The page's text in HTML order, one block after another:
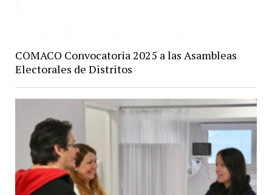
COMACO Convocatoria 2025 a las Asambleas
Electorales de Distritos